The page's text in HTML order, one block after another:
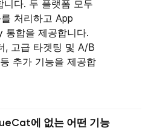
다. 두 플랫폼 모두
처리하고 App
합을 제공합니다.
, 고급 타겟팅 및 A/B
추가 기능을 제공합
에 없는 어떤 기능